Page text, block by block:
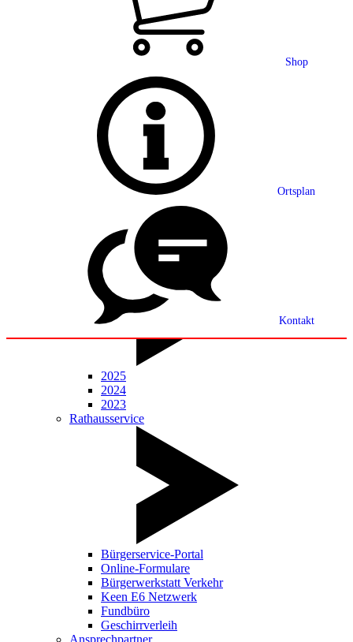
Shop
Ortsplan
Kontakt
Grußwort
Ortsplan
Partnerschaft
Statistik
Mitteilungsblatt
2025
2024
2023
Rathausservice
Bürgerservice-Portal
Online-Formulare
Bürgerwerkstatt Verkehr
Keen E6 Netzwerk
Fundbüro
Geschirrverleih
Ansprechpartner